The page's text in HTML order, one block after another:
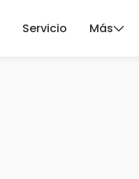
Servicio Más